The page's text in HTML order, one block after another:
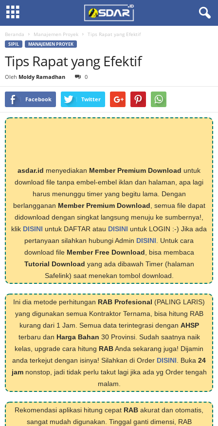
Beranda Manajemen Proyek Tips Rapat yang Efektif
SIPIL MANAJEMEN PROYEK
Tips Rapat yang Efektif
Oleh Moldy Ramadhan 0
Facebook Twitter
asdar.id menyediakan Member Premium Download untuk
download file tanpa embel-embel iklan dan halaman, apa lagi
harus menunggu timer yang begitu lama. Dengan
berlangganan Member Premium Download , semua file dapat
didownload dengan singkat langsung menuju ke sumbernya!,
klik DISINI untuk DAFTAR atau DISINI untuk LOGIN :-) Jika ada
pertanyaan silahkan hubungi Admin DISINI . Untuk cara
download file Member Free Download , bisa membaca
Tutorial Download yang ada dibawah Timer (halaman
Safelink) saat menekan tombol download.
Ini dia metode perhitungan RAB Profesional (PALING LARIS)
yang digunakan semua Kontraktor Ternama, bisa hitung RAB
kurang dari 1 Jam. Semua data terintegrasi dengan AHSP
terbaru dan Harga Bahan 30 Provinsi. Sudah saatnya naik
kelas, upgrade cara hitung RABAnda sekarang juga! Dijamin
anda terkejut dengan isinya! Silahkan di Order DISINI . Buka 24
jamnonstop, jadi tidak perlu takut lagi jika ada yg Order tengah
malam.
Rekomendasi aplikasi hitung cepat RAB akurat dan otomatis,
sangat mudah digunakan. Tinggal ganti dimensi, RAB